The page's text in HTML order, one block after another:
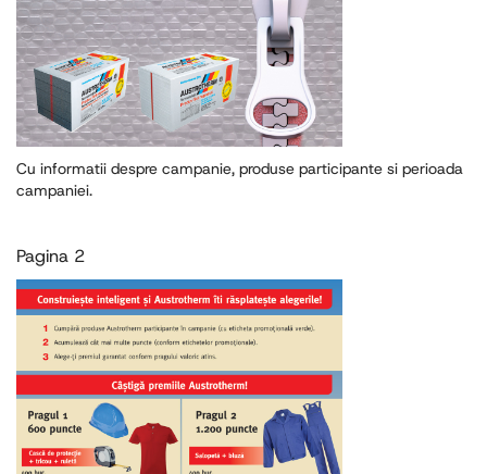
Cu informatii despre campanie, produse participante si perioada
campaniei.
Pagina 2